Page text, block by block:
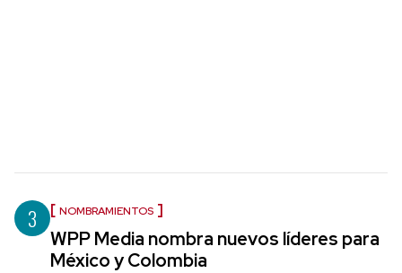
3 NOMBRAMIENTOS
WPP Media nombra nuevos líderes para
México y Colombia